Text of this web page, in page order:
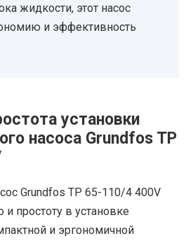
жидкости, этот насос
и эффективность
установки
насоса Grundfos TP
Grundfos TP 65-110/4 400V
и простоту в установке
и эргономичной